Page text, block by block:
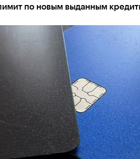
по новым выданным